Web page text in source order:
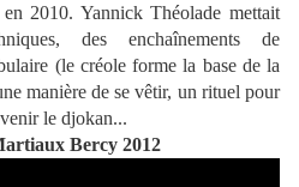
2010. Yannick Théolade mettait
des enchaînements de
(le créole forme la base de la
manière de se vêtir, un rituel pour
le djokan...
Bercy 2012